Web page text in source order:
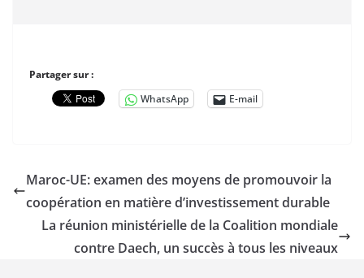
Partager sur :
WhatsApp
E-mail
Maroc-UE: examen des moyens de promouvoir la
coopération en matière d’investissement durable
La réunion ministérielle de la Coalition mondiale
contre Daech, un succès à tous les niveaux